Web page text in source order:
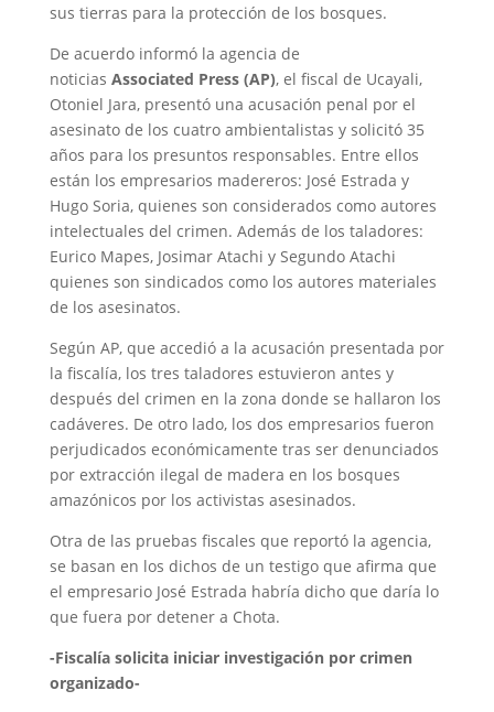
sus tierras para la protección de los bosques.
De acuerdo informó la agencia de
noticias Associated Press (AP), el fiscal de Ucayali,
Otoniel Jara, presentó una acusación penal por el
asesinato de los cuatro ambientalistas y solicitó 35
años para los presuntos responsables. Entre ellos
están los empresarios madereros: José Estrada y
Hugo Soria, quienes son considerados como autores
intelectuales del crimen. Además de los taladores:
Eurico Mapes, Josimar Atachi y Segundo Atachi
quienes son sindicados como los autores materiales
de los asesinatos.
Según AP, que accedió a la acusación presentada por
la fiscalía, los tres taladores estuvieron antes y
después del crimen en la zona donde se hallaron los
cadáveres. De otro lado, los dos empresarios fueron
perjudicados económicamente tras ser denunciados
por extracción ilegal de madera en los bosques
amazónicos por los activistas asesinados.
Otra de las pruebas fiscales que reportó la agencia,
se basan en los dichos de un testigo que afirma que
el empresario José Estrada habría dicho que daría lo
que fuera por detener a Chota.
-Fiscalía solicita iniciar investigación por crimen
organizado-